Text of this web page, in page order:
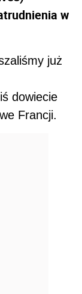
w
już
dowiecie
Francji.